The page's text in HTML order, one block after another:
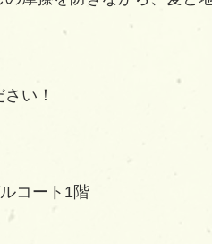
い！
コート1階